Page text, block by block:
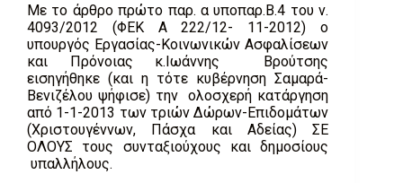
Με το άρθρο πρώτο παρ. α υποπαρ.Β.4 του ν.
4093/2012 (ΦΕΚ Α 222/12- 11-2012) ο
υπουργός Εργασίας-Κοινωνικών Ασφαλίσεων
και Πρόνοιας κ.Ιωάννης Βρούτσης
εισηγήθηκε (και η τότε κυβέρνηση Σαμαρά-
Βενιζέλου ψήφισε) την ολοσχερή κατάργηση
από 1-1-2013 των τριών Δώρων-Επιδομάτων
(Χριστουγέννων, Πάσχα και Αδείας) ΣΕ
ΟΛΟΥΣ τους συνταξιούχους και δημοσίους
υπαλλήλους.